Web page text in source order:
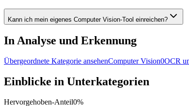
Kann ich mein eigenes Computer Vision-Tool einreichen?
In Analyse und Erkennung
Übergeordnete Kategorie ansehenComputer Vision0OCR
Einblicke in Unterkategorien
Hervorgehoben-Anteil0%